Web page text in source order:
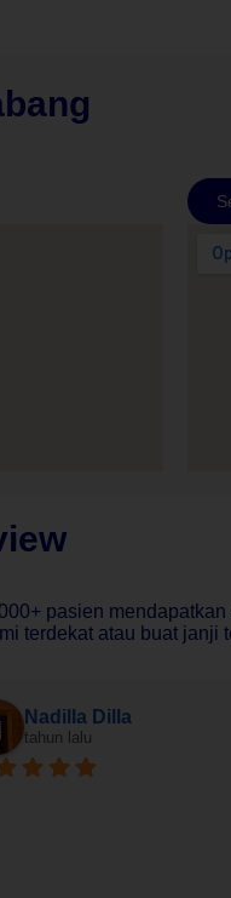
pasien
terdekat atau buat janji
Nadilla Dilla
tahun lalu